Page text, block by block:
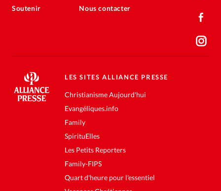
Soutenir Nous contacter
LES SITES ALLIANCE PRESSE
Christianisme Aujourd'hui
Evangéliques.info
Family
SpirituElles
Les Petits Reporters
Family-FIPS
Quart d'heure pour l'essentiel